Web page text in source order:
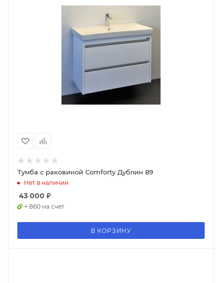
Тумба с раковиной Comforty Дублин 89
Нет в наличии
43 000 ₽
+ 860 на счет
В КОРЗИНУ